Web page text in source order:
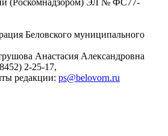
(Роскомнадзором) ЭЛ № ФС77-
Беловского муниципального
Анастасия Александровна
2-25-17,
редакции: ps@belovorn.ru